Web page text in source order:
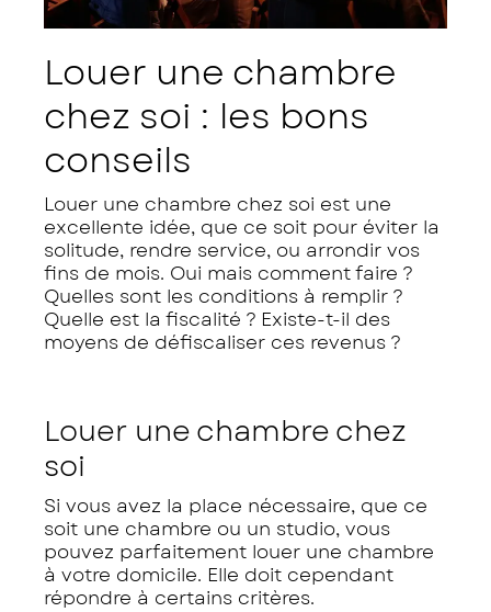
Louer une chambre
chez soi : les bons
conseils
Louer une chambre chez soi est une
excellente idée, que ce soit pour éviter la
solitude, rendre service, ou arrondir vos
fins de mois. Oui mais comment faire ?
Quelles sont les conditions à remplir ?
Quelle est la fiscalité ? Existe-t-il des
moyens de défiscaliser ces revenus ?
Louer une chambre chez
soi
Si vous avez la place nécessaire, que ce
soit une chambre ou un studio, vous
pouvez parfaitement louer une chambre
à votre domicile. Elle doit cependant
répondre à certains critères.